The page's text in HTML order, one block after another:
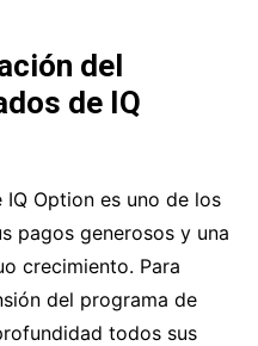
del
de IQ
Option es uno de los
pagos generosos y una
crecimiento. Para
del programa de
todos sus